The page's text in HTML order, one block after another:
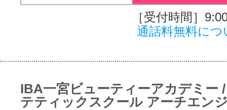
［受付時間］
通話料無料につ
IBA一宮ビューティーアカデミー
テティックスクール アーチエン